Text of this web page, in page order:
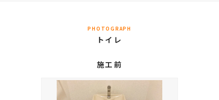
PHOTOGRAPH
トイレ
施工前